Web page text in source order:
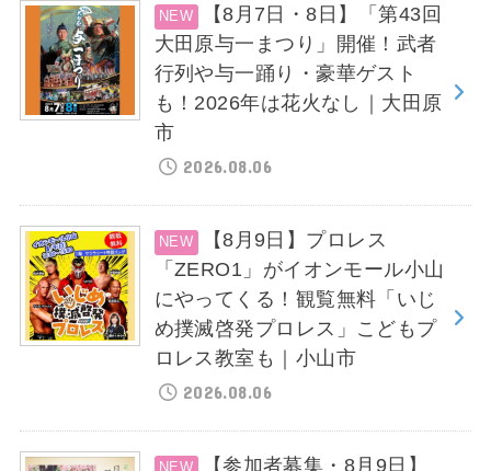
【8月7日・8日】「第43回
大田原与一まつり」開催！武者
行列や与一踊り・豪華ゲスト
も！2026年は花火なし｜大田原
市
2026.08.06
【8月9日】プロレス
「ZERO1」がイオンモール小山
にやってくる！観覧無料「いじ
め撲滅啓発プロレス」こどもプ
ロレス教室も｜小山市
2026.08.06
【参加者募集・8月9日】